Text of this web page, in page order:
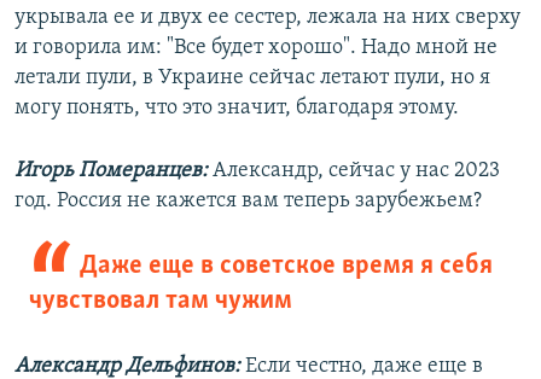
укрывала ее и двух ее сестер, лежала на них сверху
и говорила им: "Все будет хорошо". Надо мной не
летали пули, в Украине сейчас летают пули, но я
могу понять, что это значит, благодаря этому.
Игорь Померанцев:Александр, сейчас у нас 2023
год. Россия не кажется вам теперь зарубежьем?
Даже еще в советское время я себя
чувствовал там чужим
Александр Дельфинов:Если честно, даже еще в